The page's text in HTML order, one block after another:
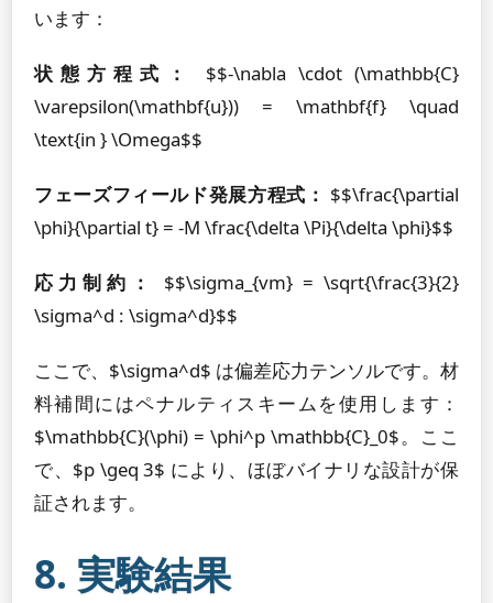
います：
状態方程式：
$$-\nabla \cdot (\mathbb{C}
\varepsilon(\mathbf{u})) = \mathbf{f} \quad
\text{in } \Omega$$
フェーズフィールド発展方程式： $$\frac{\partial
\phi}{\partial t} = -M \frac{\delta \Pi}{\delta \phi}$$
応力制約：
$$\sigma_{vm} = \sqrt{\frac{3}{2}
\sigma^d : \sigma^d}$$
ここで、$\sigma^d$ は偏差応力テンソルです。材
料補間にはペナルティスキームを使用します：
$\mathbb{C}(\phi) = \phi^p \mathbb{C}_0$。ここ
で、$p \geq 3$ により、ほぼバイナリな設計が保
証されます。
8. 実験結果